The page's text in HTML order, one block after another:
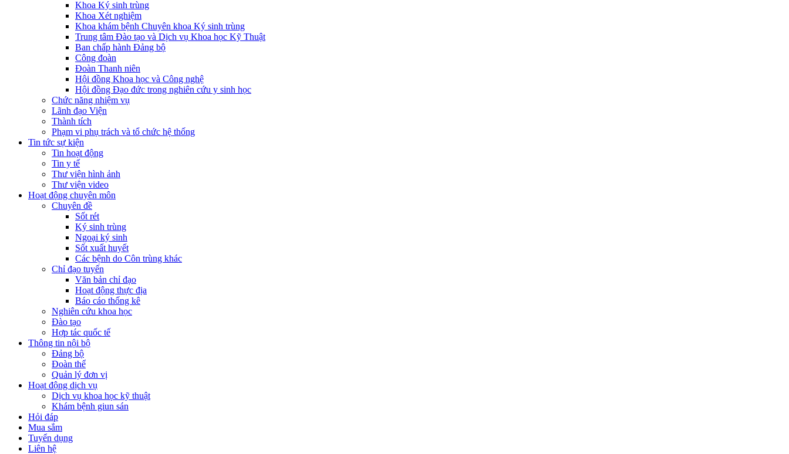
Khoa Ký sinh trùng
Khoa Xét nghiệm
Khoa khám bệnh Chuyên khoa Ký sinh trùng
Trung tâm Đào tạo và Dịch vụ Khoa học Kỹ Thuật
Ban chấp hành Đảng bộ
Công đoàn
Đoàn Thanh niên
Hội đồng Khoa học và Công nghệ
Hội đồng Đạo đức trong nghiên cứu y sinh học
Chức năng nhiệm vụ
Lãnh đạo Viện
Thành tích
Phạm vi phụ trách và tổ chức hệ thống
Tin tức sự kiện
Tin hoạt động
Tin y tế
Thư viện hình ảnh
Thư viện video
Hoạt động chuyên môn
Chuyên đề
Sốt rét
Ký sinh trùng
Ngoại ký sinh
Sốt xuất huyết
Các bệnh do Côn trùng khác
Chỉ đạo tuyến
Văn bản chỉ đạo
Hoạt động thực địa
Báo cáo thống kê
Nghiên cứu khoa học
Đào tạo
Hợp tác quốc tế
Thông tin nội bộ
Đảng bộ
Đoàn thể
Quản lý đơn vị
Hoạt động dịch vụ
Dịch vụ khoa học kỹ thuật
Khám bệnh giun sán
Hỏi đáp
Mua sắm
Tuyển dụng
Liên hệ